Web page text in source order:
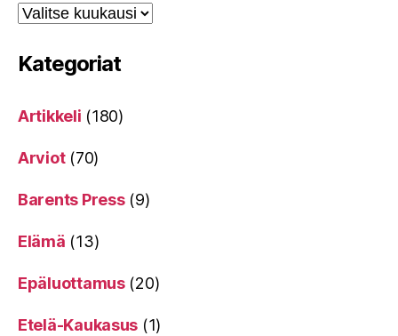
Kategoriat
Artikkeli (180)
Arviot(70)
Barents Press(9)
Elämä (13)
Epäluottamus(20)
Etelä-Kaukasus (1)